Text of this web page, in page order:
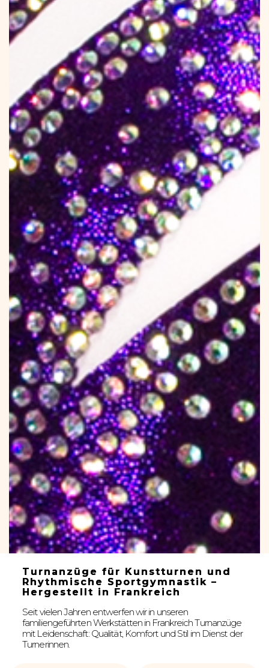
Turnanzüge für Kunstturnen und
Rhythmische Sportgymnastik –
Hergestellt in Frankreich
Seit vielen Jahren entwerfen wir in unseren
familiengeführten Werkstätten in Frankreich Turnanzüge
mit Leidenschaft: Qualität, Komfort und Stil im Dienst der
Turnerinnen.